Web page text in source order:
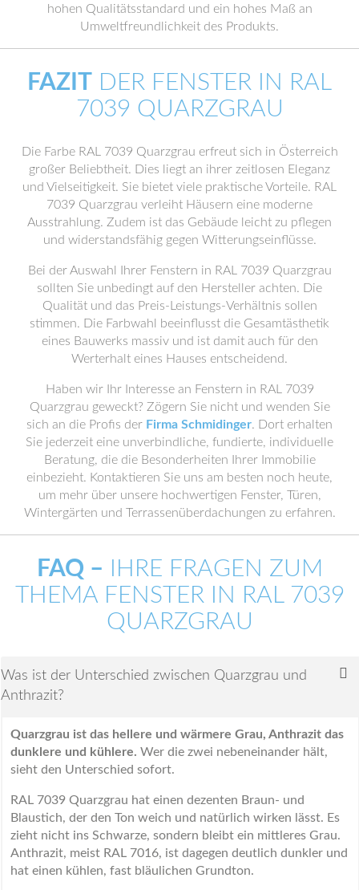
hohen Qualitätsstandard und ein hohes Maß an
Umweltfreundlichkeit des Produkts.
FAZIT DER FENSTER IN RAL
7039 QUARZGRAU
Die Farbe RAL 7039 Quarzgrau erfreut sich in Österreich
großer Beliebtheit. Dies liegt an ihrer zeitlosen Eleganz
und Vielseitigkeit. Sie bietet viele praktische Vorteile. RAL
7039 Quarzgrau verleiht Häusern eine moderne
Ausstrahlung. Zudem ist das Gebäude leicht zu pflegen
und widerstandsfähig gegen Witterungseinflüsse.
Bei der Auswahl Ihrer Fenstern in RAL 7039 Quarzgrau
sollten Sie unbedingt auf den Hersteller achten. Die
Qualität und das Preis-Leistungs-Verhältnis sollen
stimmen. Die Farbwahl beeinflusst die Gesamtästhetik
eines Bauwerks massiv und ist damit auch für den
Werterhalt eines Hauses entscheidend.
Haben wir Ihr Interesse an Fenstern in RAL 7039
Quarzgrau geweckt? Zögern Sie nicht und wenden Sie
sich an die Profis der Firma Schmidinger. Dort erhalten
Sie jederzeit eine unverbindliche, fundierte, individuelle
Beratung, die die Besonderheiten Ihrer Immobilie
einbezieht. Kontaktieren Sie uns am besten noch heute,
um mehr über unsere hochwertigen Fenster, Türen,
Wintergärten und Terrassenüberdachungen zu erfahren.
FAQ – IHRE FRAGEN ZUM
THEMA FENSTER IN RAL 7039
QUARZGRAU
Was ist der Unterschied zwischen Quarzgrau und
Anthrazit?
Quarzgrau ist das hellere und wärmere Grau, Anthrazit das
dunklere und kühlere. Wer die zwei nebeneinander hält,
sieht den Unterschied sofort.
RAL 7039 Quarzgrau hat einen dezenten Braun- und
Blaustich, der den Ton weich und natürlich wirken lässt. Es
zieht nicht ins Schwarze, sondern bleibt ein mittleres Grau.
Anthrazit, meist RAL 7016, ist dagegen deutlich dunkler und
hat einen kühlen, fast bläulichen Grundton.